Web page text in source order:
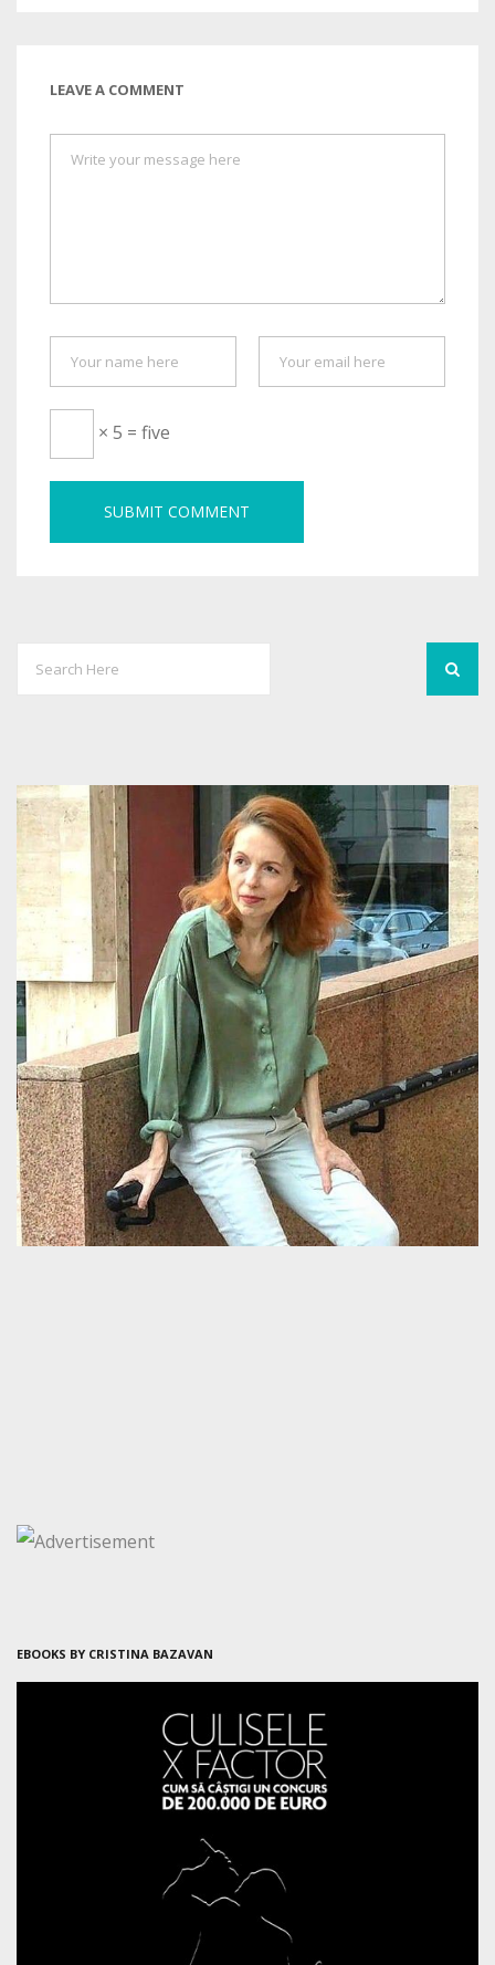
LEAVE A COMMENT
× 5 = five
EBOOKS BY CRISTINA BAZAVAN